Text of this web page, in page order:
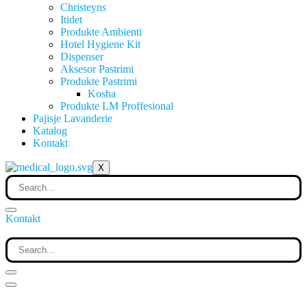
Christeyns
Itidet
Produkte Ambienti
Hotel Hygiene Kit
Dispenser
Aksesor Pastrimi
Produkte Pastrimi
Kosha
Produkte LM Proffesional
Pajisje Lavanderie
Katalog
Kontakt
X
Kontakt